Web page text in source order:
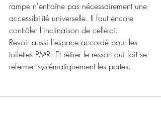
rampe n'entraîne pas nécessairement une
accessibilité universelle. Il faut encore
contrôler l'inclinaison de celle-ci.
Revoir aussi l'espace accordé pour les
toilettes PMR. Et retirer le ressort qui fait se
refermer systématiquement les portes.